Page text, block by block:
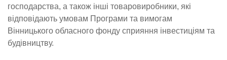
господарства, а також інші товаровиробники, які
відповідають умовам Програми та вимогам
Вінницького обласного фонду сприяння інвестиціям та
будівництву.